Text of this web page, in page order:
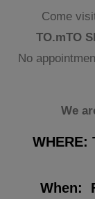
Come
TO.mTO
No
We
WHERE:
When: